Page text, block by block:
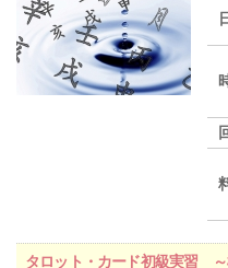
タロット・カード初級実習 ～